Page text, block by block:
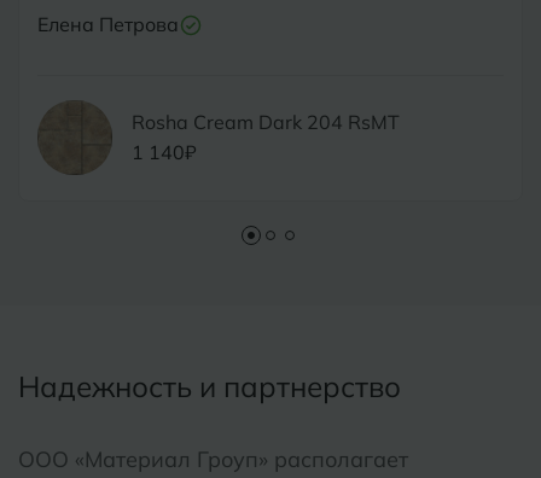
Елена Петрова
Rosha Cream Dark 204 RsMT
1 140₽
Надежность и партнерство
ООО «Материал Гроуп» располагает